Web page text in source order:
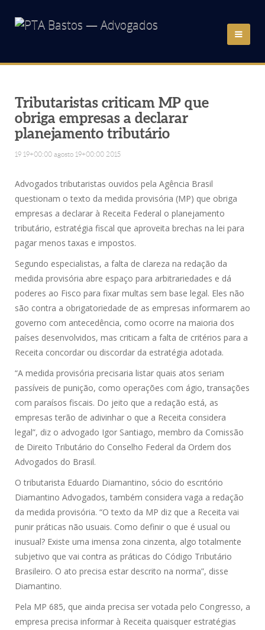
HOME
QUEM SOMOS
ÁREAS DE ATUAÇÃO
NOTÍCIAS
LINKS
CONTATO
Tributaristas criticam MP que
obriga empresas a declarar
planejamento tributário
19 19+00:00 agosto 19+00:00 2015
Advogados tributaristas ouvidos pela Agência Brasil
questionam o texto da medida provisória (MP) que obriga
empresas a declarar à Receita Federal o planejamento
tributário, estratégia fiscal que aproveita brechas na lei para
pagar menos taxas e impostos.
Segundo especialistas, a falta de clareza na redação da
medida provisória abre espaço para arbitrariedades e dá
poderes ao Fisco para fixar multas sem base legal. Eles não
são contra a obrigatoriedade de as empresas informarem ao
governo com antecedência, como ocorre na maioria dos
países desenvolvidos, mas criticam a falta de critérios para a
Receita concordar ou discordar da estratégia adotada.
“A medida provisória precisaria listar quais atos seriam
passíveis de punição, como operações com ágio, transações
com paraísos fiscais. Do jeito que a redação está, as
empresas terão de adivinhar o que a Receita considera
legal”, diz o advogado Igor Santiago, membro da Comissão
de Direito Tributário do Conselho Federal da Ordem dos
Advogados do Brasil.
O tributarista Eduardo Diamantino, sócio do escritório
Diamantino Advogados, também considera vaga a redação
da medida provisória. “O texto da MP diz que a Receita vai
punir práticas não usuais. Como definir o que é usual ou
inusual? Existe uma imensa zona cinzenta, algo totalmente
subjetivo que vai contra as práticas do Código Tributário
Brasileiro. O ato precisa estar descrito na norma”, disse
Diamantino.
Pela MP 685, que ainda precisa ser votada pelo Congresso, a
empresa precisa informar à Receita quaisquer estratégias